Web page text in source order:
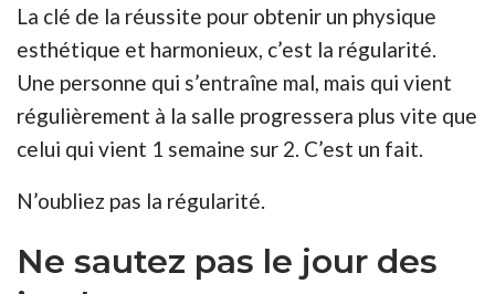
La clé de la réussite pour obtenir un physique
esthétique et harmonieux, c’est la régularité.
Une personne qui s’entraîne mal, mais qui vient
régulièrement à la salle progressera plus vite que
celui qui vient 1 semaine sur 2. C’est un fait.
N’oubliez pas la régularité.
Ne sautez pas le jour des